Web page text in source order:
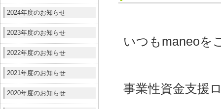
2024年度のお知らせ
2023年度のお知らせ
2022年度のお知らせ
2021年度のお知らせ
2020年度のお知らせ
いつもmaneoを
事業性資金支援